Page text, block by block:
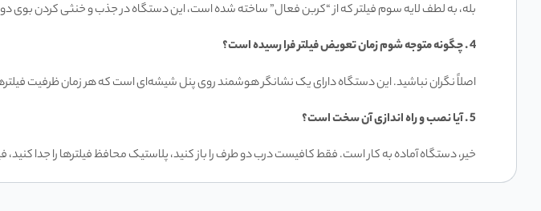
بله، به لطف لایه سوم فیلتر که از “کربن فعال” ساخته شده است، این دستگاه در جذب و خنثی کردن بوی
4 . چگونه متوجه شوم زمان تعویض فیلتر فرا رسیده است؟
اصلاً نگران نباشید. این دستگاه دارای یک نشانگر هوشمند روی پنل شیشه‌ای است که هر زمان ظرفیت
5 . آیا نصب و راه اندازی آن سخت است؟
خیر، دستگاه آماده به کار است. فقط کافیست درب دو طرف را باز کنید، پلاستیک محافظ فیلترها را جدا کنید،